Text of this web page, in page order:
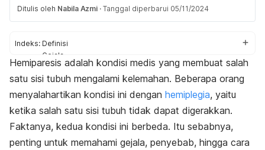
Ditulis oleh Nabila Azmi · Tanggal diperbarui 05/11/2024
Indeks: Definisi
Gejala
Penyebab
Diagnosis
Pengobatan
Hemiparesis adalah kondisi medis yang membuat salah
satu sisi tubuh mengalami kelemahan. Beberapa orang
menyalahartikan kondisi ini dengan hemiplegia, yaitu
ketika salah satu sisi tubuh tidak dapat digerakkan.
Faktanya, kedua kondisi ini berbeda. Itu sebabnya,
penting untuk memahami gejala, penyebab, hingga cara